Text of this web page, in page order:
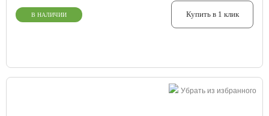
В НАЛИЧИИ Купить в 1 клик
Убрать из избранного